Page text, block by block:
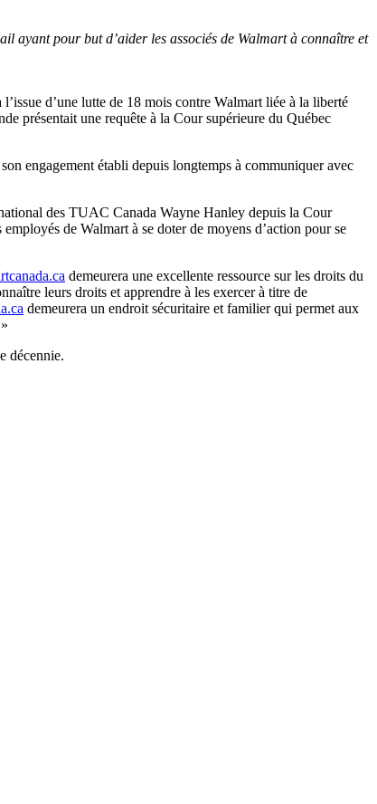
ayant pour but d’aider les associés de Walmart à connaître et
d’une lutte de 18 mois contre Walmart liée à la liberté
présentait une requête à la Cour supérieure du Québec
engagement établi depuis longtemps à communiquer avec
des TUAC Canada Wayne Hanley depuis la Cour
de Walmart à se doter de moyens d’action pour se
demeurera une excellente ressource sur les droits du
leurs droits et apprendre à les exercer à titre de
demeurera un endroit sécuritaire et familier qui permet aux
décennie.